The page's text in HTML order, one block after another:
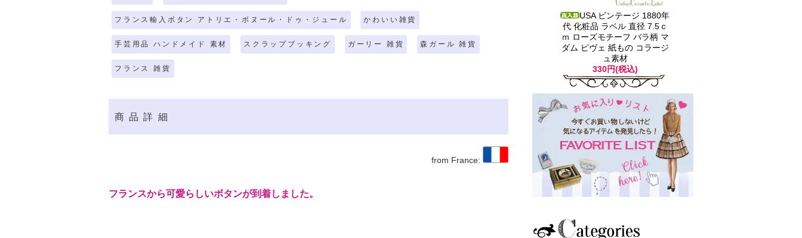
フランス輸入ボタン アトリエ・ボヌール・ドゥ・ジュール かわいい雑貨
手芸用品 ハンドメイド 素材 スクラップブッキング ガーリー 雑貨 森ガール 雑貨
フランス 雑貨
商品詳細
from France:
フランスから可愛らしいボタンが到着しました。
USA ビンテージ 1880年
代 化粧品 ラベル 直径 7.5ｃ
ｍ ローズモチーフ バラ柄 マ
ダム ピヴェ 紙もの コラージ
ュ素材
330円(税込)